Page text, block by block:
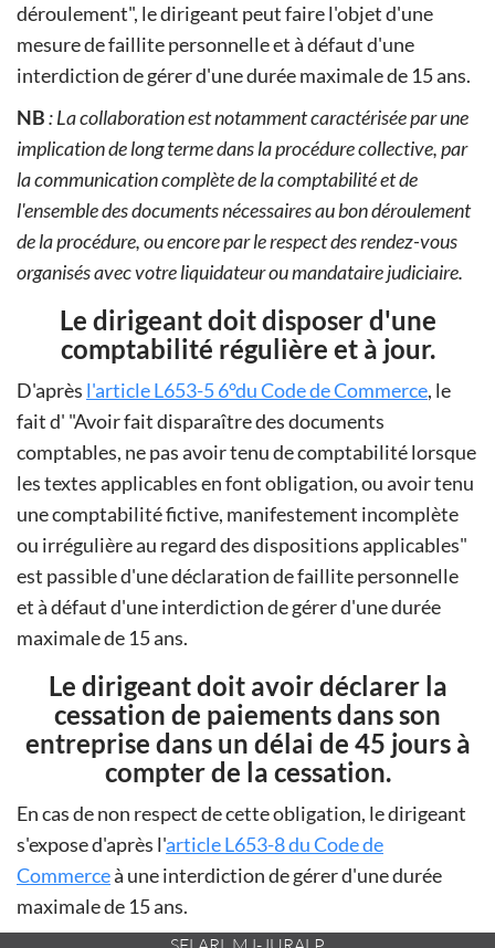
déroulement", le dirigeant peut faire l'objet d'une
mesure de faillite personnelle et à défaut d'une
interdiction de gérer d'une durée maximale de 15 ans.
NB: La collaboration est notamment caractérisée par une
implication de long terme dans la procédure collective, par
la communication complète de la comptabilité et de
l'ensemble des documents nécessaires au bon déroulement
de la procédure, ou encore par le respect des rendez-vous
organisés avec votre liquidateur ou mandataire judiciaire.
Le dirigeant doit disposer d'une
comptabilité régulière et à jour.
D'après l'article L653-5 6°du Code de Commerce, le
fait d' Avoir fait disparaître des documents
comptables, ne pas avoir tenu de comptabilité lorsque
les textes applicables en font obligation, ou avoir tenu
une comptabilité fictive, manifestement incomplète
ou irrégulière au regard des dispositions applicables
est passible d'une déclaration de faillite personnelle
et à défaut d'une interdiction de gérer d'une durée
maximale de 15 ans.
Le dirigeant doit avoir déclarer la
cessation de paiements dans son
entreprise dans un délai de 45 jours à
compter de la cessation.
En cas de non respect de cette obligation, le dirigeant
s'expose d'après l'article L653-8 du Code de
Commerceà une interdiction de gérer d'une durée
maximale de 15 ans.